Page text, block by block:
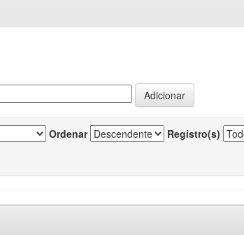
Ordenar Registro(s)